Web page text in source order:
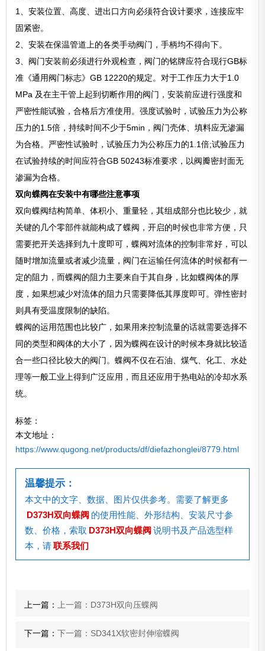
1、安装位置、高度、进出口方向必须符合设计要求，连接应牢
固紧密。
2、安装在保温管道上的各类手动阀门，手柄均不得向下。
3、阀门安装前必须进行外观检查，阀门的铭牌应符合现行GB标
准《通用阀门标志》GB 12220的规定。对于工作压力大于1.0
MPa 及在主干管上起到切断作用的阀门，安装前应进行强度和
严密性能试验，合格后方准使用。强度试验时，试验压力为公称
压力的1.5倍，持续时间不少于5min，阀门壳体、填料应无渗漏
为合格。严密性试验时，试验压力为公称压力的1.1倍;试验压力
在试验持续的时间应符合GB 50243标准要求，以阀瓣密封面无
渗漏为合格。
双向蝶阀在安装中有哪些注意事项
双向蝶阀结构简单、体积小、重量轻，其组成部分也比较少，就
关键的几个零部件就能构成了蝶阀，开启的时候也非常方便，只
需要把开关选择到九十度即可，蝶阀对流体的控制非常好，可以
随时增加流量或者减少流量，阀门在运输任何流体的时候都有一
定的阻力，而蝶阀的阻力主要来自于其自身，比如蝶阀体的厚
度，如果想减少对流体的阻力只需要降低其厚度即可。弹性密封
则具有受温度限制的缺陷。
蝶阀的运用范围也比较广，如果用来控制流量的话就需要选择不
同的类型和阀体的大小了，因为蝶阀在设计的时候本身就比较适
合一些口径比较大的阀门。蝶阀不仅在石油、煤气、化工、水处
理等一般工业上得到广泛应用，而且还应用于热电站的冷却水系
统。
标签：
本文地址：
https://www.qugong.net/products/df/diefazhonglei/8779.html
温馨提示：
本文中的文字、数据、图片仅供参考。需要了解更多
D373H双向蝶阀 的使用性能、外形结构、安装尺寸参
数、价格，索取 D373H双向蝶阀 说明书及产品选型样
本，请联系我们
上一篇： 上一篇：D373H双向压蝶阀
下一篇：下一篇：SD341X软密封伸缩蝶阀